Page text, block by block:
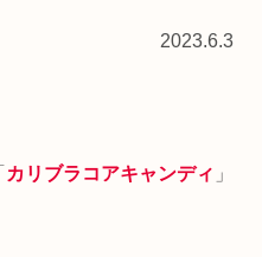
2023.6.3
カリブラコアキャンディ 」